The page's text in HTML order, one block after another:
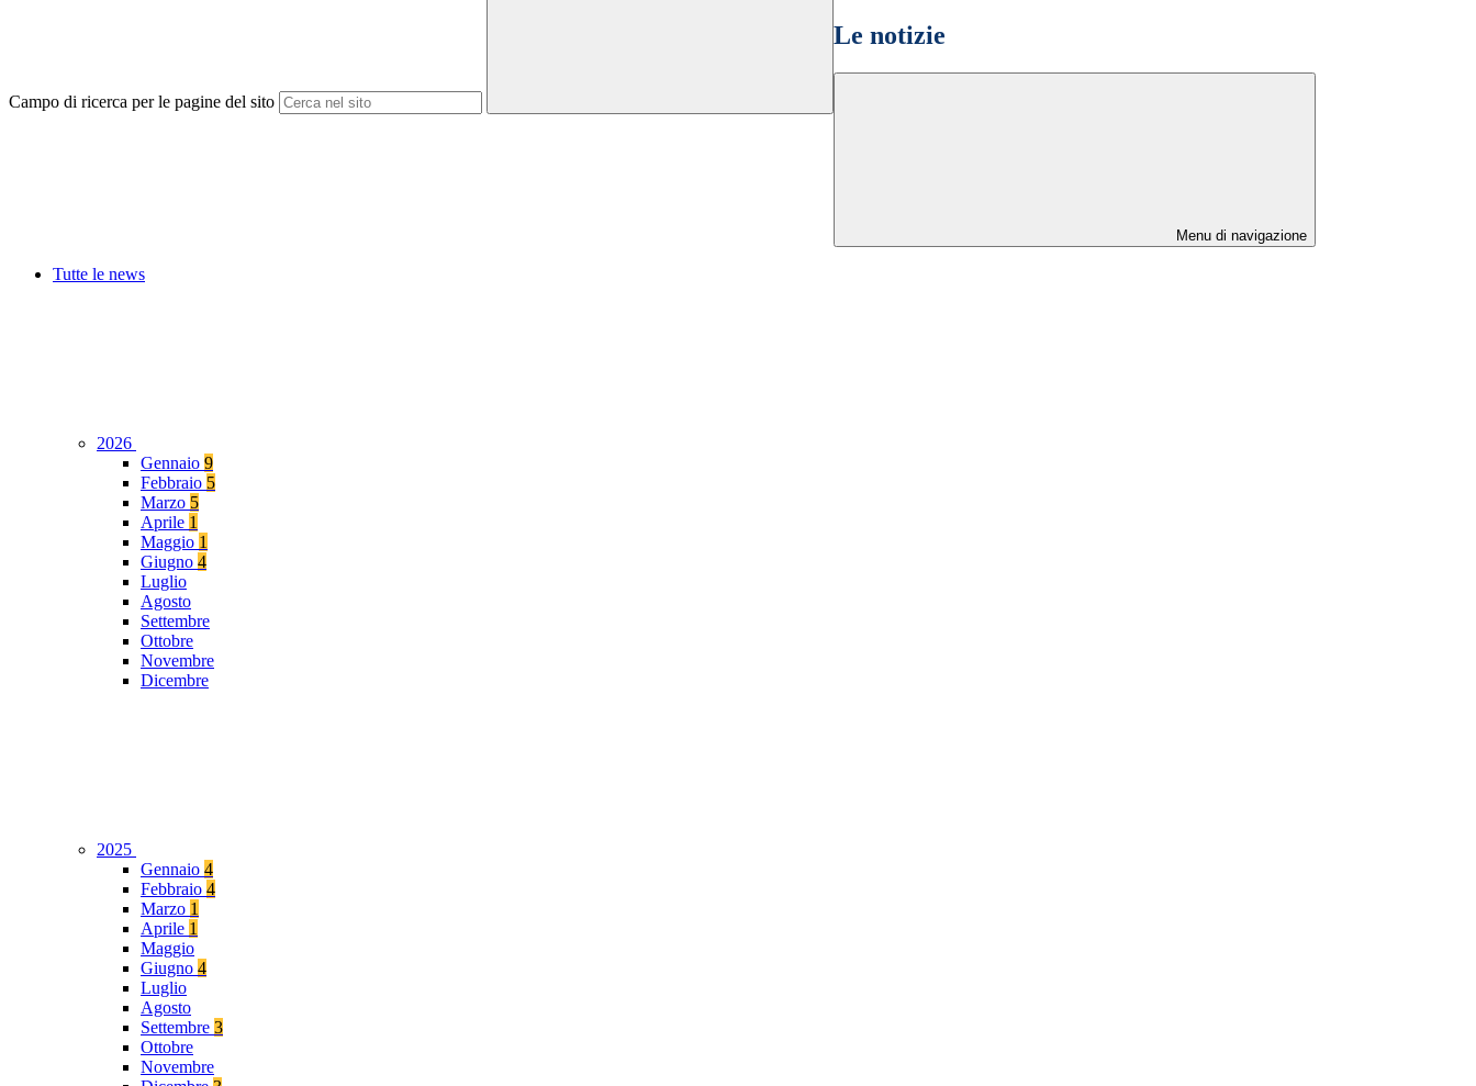
Campo di ricerca per le pagine del sito
Le notizie
Menu di navigazione
Tutte le news
2026
Gennaio 9
Febbraio 5
Marzo 5
Aprile 1
Maggio 1
Giugno 4
Luglio
Agosto
Settembre
Ottobre
Novembre
Dicembre
2025
Gennaio 4
Febbraio 4
Marzo 1
Aprile 1
Maggio
Giugno 4
Luglio
Agosto
Settembre 3
Ottobre
Novembre